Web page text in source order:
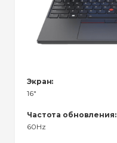
Экран:
16"
Частота обновления:
60Hz